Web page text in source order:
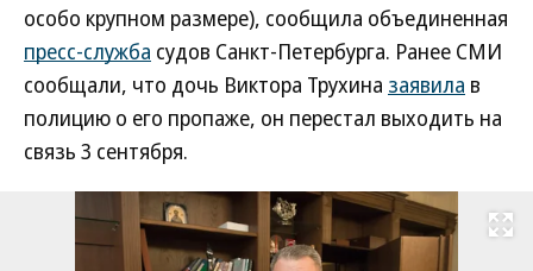
особо крупном размере), сообщила объединенная
пресс-служба судов Санкт-Петербурга. Ранее СМИ
сообщали, что дочь Виктора Трухина заявила в
полицию о его пропаже, он перестал выходить на
связь 3 сентября.
Развернуть